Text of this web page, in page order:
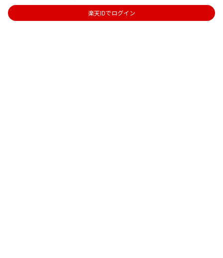
楽天IDでログイン